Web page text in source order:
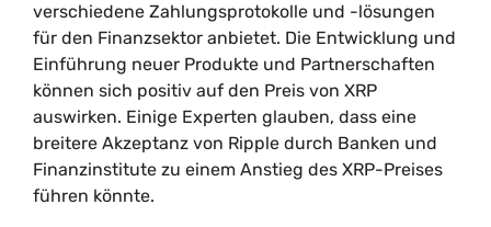
verschiedene Zahlungsprotokolle und -lösungen
für den Finanzsektor anbietet. Die Entwicklung und
Einführung neuer Produkte und Partnerschaften
können sich positiv auf den Preis von XRP
auswirken. Einige Experten glauben, dass eine
breitere Akzeptanz von Ripple durch Banken und
Finanzinstitute zu einem Anstieg des XRP-Preises
führen könnte.